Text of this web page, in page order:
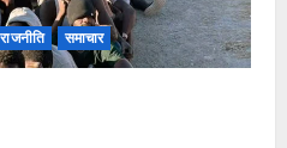
राजनीति समाचार